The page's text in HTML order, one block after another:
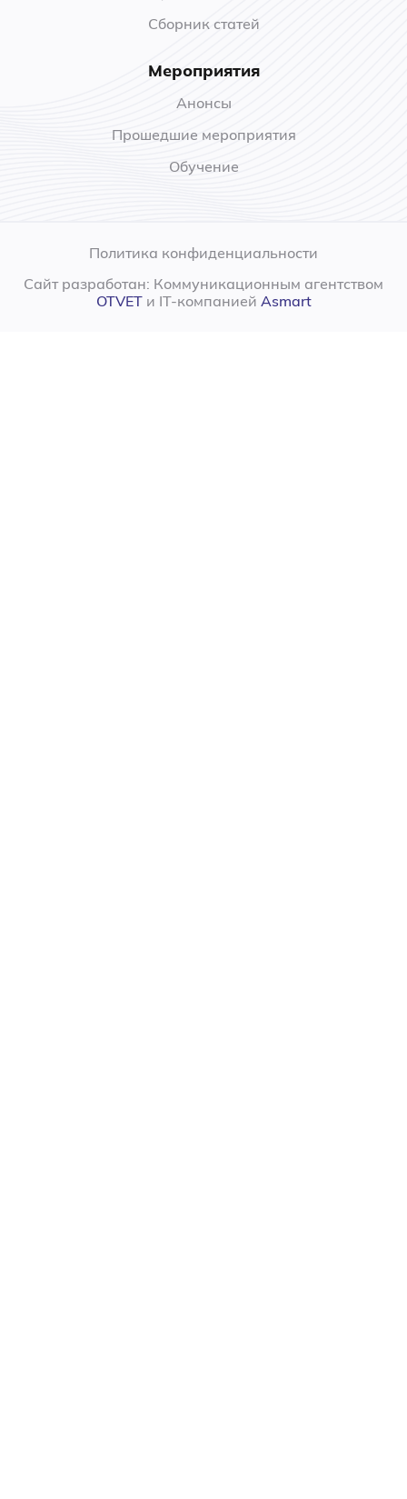
Сборник статей
Мероприятия
Анонсы
Прошедшие мероприятия
Обучение
Политика конфиденциальности
Сайт разработан: Коммуникационным агентством
OTVETи IT-компанией Asmart